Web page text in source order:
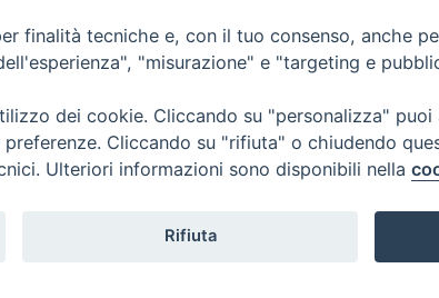
Policy Cookie Policy
Editrice
finalità tecniche e, con il tuo consenso, anche
"misurazione" e "targeting e
dei cookie. Cliccando su "personalizza"
Cliccando su "rifiuta" o chiudendo
Ulteriori informazioni sono disponibili nella
Rifiuta